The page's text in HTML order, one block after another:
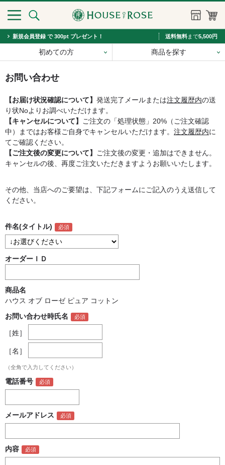
新規会員登録 で 300pt プレゼント！ 送料無料まで5,500円
初めての方 商品を探す
お問い合わせ
【お届け状況確認について】 発送完了メールまたは注文履歴内の送
り状Noよりお調べいただけます。
【キャンセルについて】 ご注文の「処理状態」20%（ご注文確認
中）まではお客様ご自身でキャンセルいただけます。 注文履歴内に
てご確認ください。
【ご注文後の変更について】 ご注文後の変更・追加はできません。
キャンセルの後、再度ご注文いただきますようお願いいたします。
その他、当店へのご要望は、下記フォームにご記入のうえ送信して
ください。
件名(タイトル)
オーダーＩＤ
商品名
ハウス オブ ローゼ ピュア コットン
お問い合わせ時氏名
［姓］
［名］
（全角で入力してください）
電話番号
メールアドレス
内容